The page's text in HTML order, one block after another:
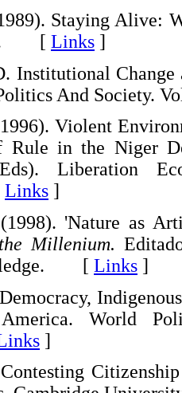
Staying Alive:
[ Links ]
Institutional
And Society.
Violent
Rule in the Niger
Liberation
Links ]
'Nature as
Millenium.
[ Links ]
World
]